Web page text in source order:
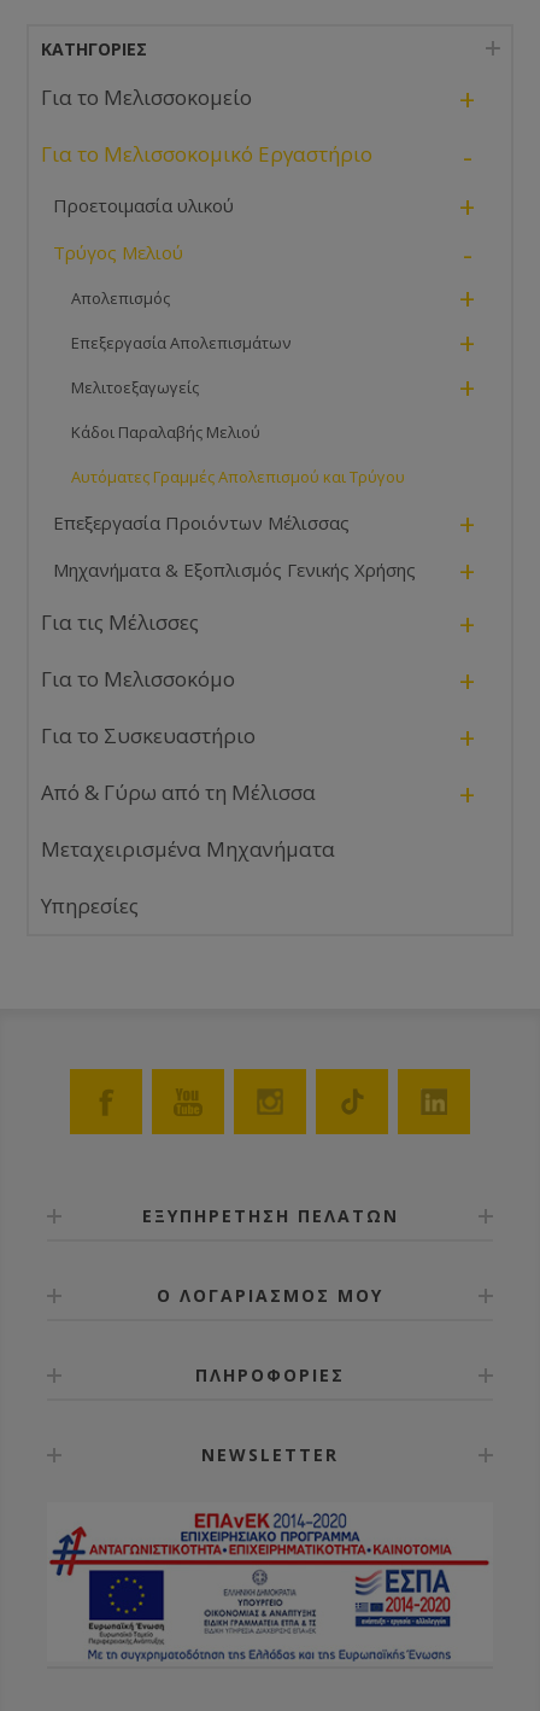
ΚΑΤΗΓΟΡΊΕΣ
Για το Μελισσοκομείο +
Για το Μελισσοκομικό Εργαστήριο -
Προετοιμασία υλικού +
Τρύγος Μελιού -
Απολεπισμός +
Επεξεργασία Απολεπισμάτων +
Μελιτοεξαγωγείς +
Κάδοι Παραλαβής Μελιού
Αυτόματες Γραμμές Απολεπισμού και Τρύγου
Επεξεργασία Προιόντων Μέλισσας +
Μηχανήματα & Εξοπλισμός Γενικής Χρήσης +
Για τις Μέλισσες +
Για το Μελισσοκόμο +
Για το Συσκευαστήριο +
Από & Γύρω από τη Μέλισσα +
Μεταχειρισμένα Μηχανήματα
Υπηρεσίες
ΕΞΥΠΗΡΕΤΗΣΗ ΠΕΛΑΤΩΝ
Ο ΛΟΓΑΡΙΑΣΜΟΣ ΜΟΥ
ΠΛΗΡΟΦΟΡΙΕΣ
NEWSLETTER